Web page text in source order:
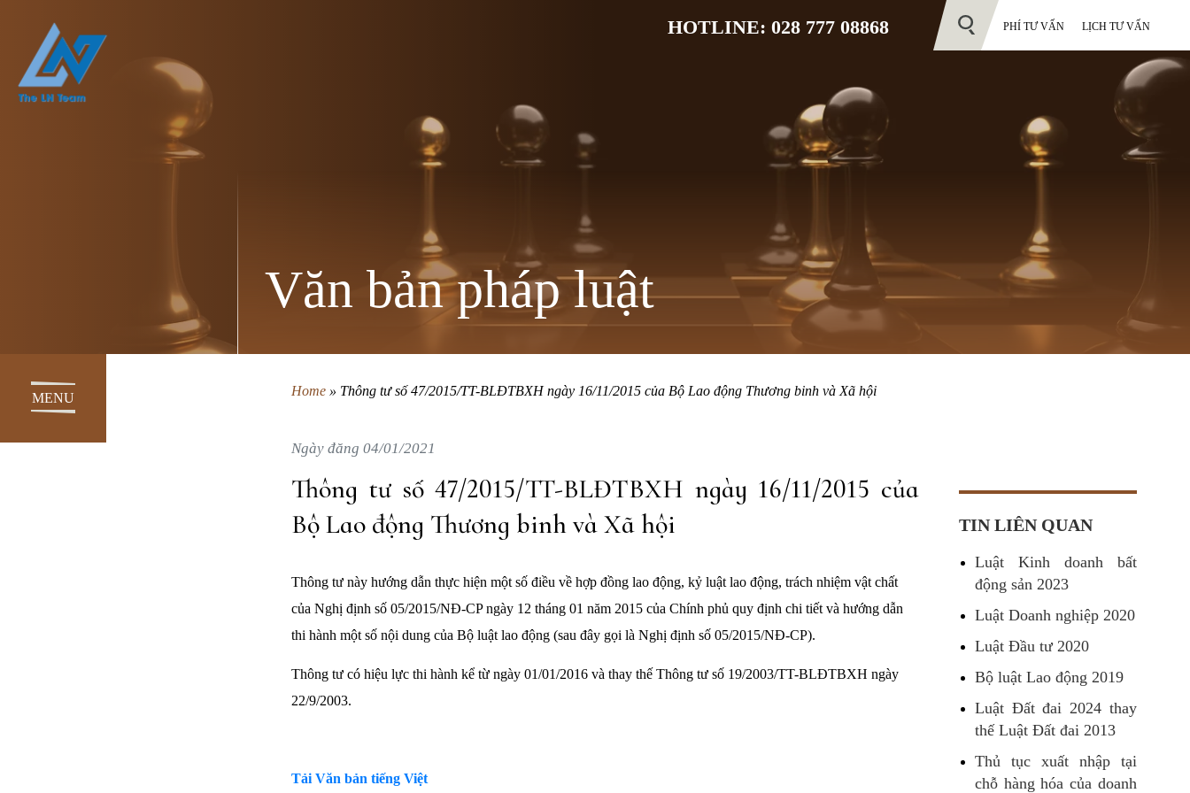
HOTLINE: 028 777 08868 PHÍ TƯ VẤN LỊCH TƯ VẤN
Văn bản pháp luật
MENU Home» Thông tư số 47/2015/TT-BLĐTBXH ngày 16/11/2015 của Bộ Lao động Thương binh và Xã hội
Ngày đăng 04/01/2021
Thông tư số 47/2015/TT-BLĐTBXH ngày 16/11/2015 của
Bộ Lao động Thương binh và Xã hội
Thông tư này hướng dẫn thực hiện một số điều về hợp đồng lao động, kỷ luật lao động, trách nhiệm vật chất
của Nghị định số 05/2015/NĐ-CP ngày 12 tháng 01 năm 2015 của Chính phủ quy định chi tiết và hướng dẫn
thi hành một số nội dung của Bộ luật lao động (sau đây gọi là Nghị định số 05/2015/NĐ-CP).
Thông tư có hiệu lực thi hành kể từ ngày 01/01/2016 và thay thế Thông tư số 19/2003/TT-BLĐTBXH ngày
22/9/2003.
Tải Văn bản tiếng Việt
TIN LIÊN QUAN
Luật Kinh doanh bất
động sản 2023
Luật Doanh nghiệp 2020
Luật Đầu tư 2020
Bộ luật Lao động 2019
Luật Đất đai 2024 thay
thế Luật Đất đai 2013
Thủ tục xuất nhập tại
chỗ hàng hóa của doanh